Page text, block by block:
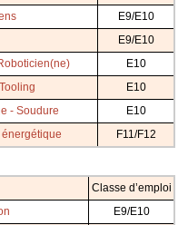
E9/E10
E9/E10
E10
E10
- Soudure
E10
F11/F12
Classe d’emploi
E9/E10